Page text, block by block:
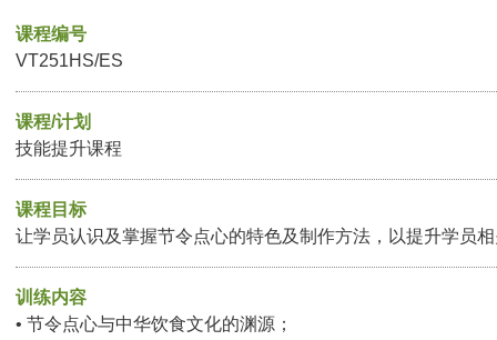
课程编号
VT251HS/ES
课程/计划
技能提升课程
课程目标
让学员认识及掌握节令点心的特色及制作方法，以提升学员
训练内容
• 节令点心与中华饮食文化的渊源；